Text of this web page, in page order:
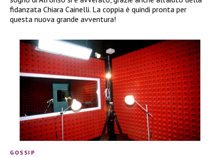
fidanzata Chiara Cainelli. La coppia è quindi pronta per
questa nuova grande avventura!
GOSSIP